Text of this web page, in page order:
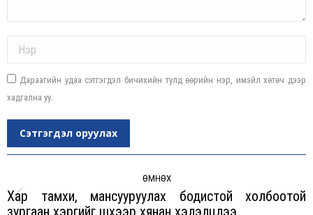
Дараагийн удаа сэтгэгдэл бичихийн тулд өөрийн нэр, имэйл хөтөч дээр
хадгална уу.
Сэтгэгдэл оруулах
ӨМНӨХ
Previous
Хар тамхи, мансууруулах бодистой холбоотой